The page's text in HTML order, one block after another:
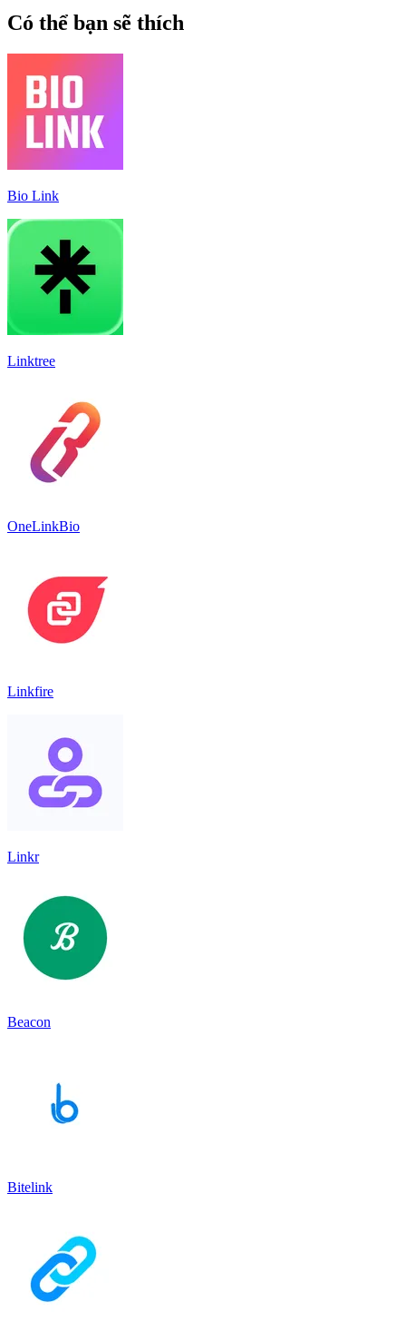
Có thể bạn sẽ thích
Bio Link
Linktree
OneLinkBio
Linkfire
Linkr
Beacon
Bitelink